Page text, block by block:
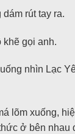
dám rút tay ra.
khẽ gọi anh.
nhìn Lạc
lõm xuống,
ở bên nhau